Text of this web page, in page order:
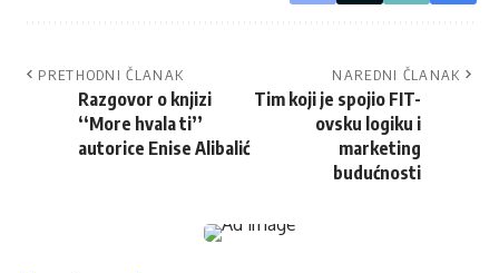
PRETHODNI ČLANAK
Razgovor o knjizi
‘‘More hvala ti’’
autorice Enise Alibalić
NAREDNI ČLANAK
Tim koji je spojio FIT-
ovsku logiku i
marketing
budućnosti